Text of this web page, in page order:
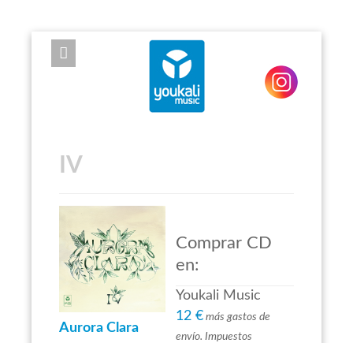
EXPOSE FRAMEWORK FOR JOOMLA 2.5 AND 3.0+
IV
Aurora Clara
Comprar CD
en:
Youkali Music
12 € más gastos de
envío. Impuestos